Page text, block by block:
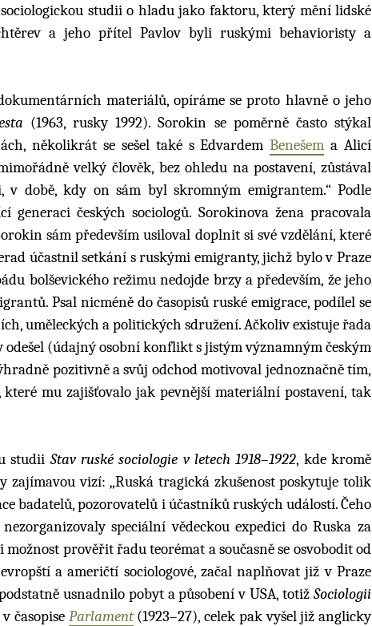
studii o hladu jako faktoru, který mění lidské
a jeho přítel Pavlov byli ruskými behavioristy a
materiálů, opíráme se proto hlavně o jeho
(1963, rusky 1992). Sorokin se poměrně často stýkal
několikrát se sešel také s EdvardemBenešem a Alicí
velký člověk, bez ohledu na postavení, zůstával
době, kdy on sám byl skromným emigrantem.“ Podle
českých sociologů. Sorokinova žena pracovala
sám především usiloval doplnit si své vzdělání, které
účastnil setkání s ruskými emigranty, jichž bylo v Praze
bolševického režimu nedojde brzy a především, že jeho
Psal nicméně do časopisů ruské emigrace, podílel se
uměleckých a politických sdružení. Ačkoliv existuje řada
(údajný osobní konflikt s jistým významným českým
pozitivně a svůj odchod motivoval jednoznačně tím,
mu zajišťovalo jak pevnější materiální postavení, tak
studii Stav ruské sociologie v letech 1918–1922, kde kromě
vizí: „Ruská tragická zkušenost poskytuje tolik
badatelů, pozorovatelů i účastníků ruských událostí. Čeho
speciální vědeckou expedici do Ruska za
prověřit řadu teorémat a současně se osvobodit od
a američtí sociologové, začal naplňovat již v Praze
usnadnilo pobyt a působení v USA, totiž Sociologii
časopise Parlament(1923–27), celek pak vyšel již anglicky